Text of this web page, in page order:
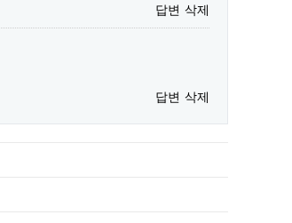
답변 삭제
답변 삭제